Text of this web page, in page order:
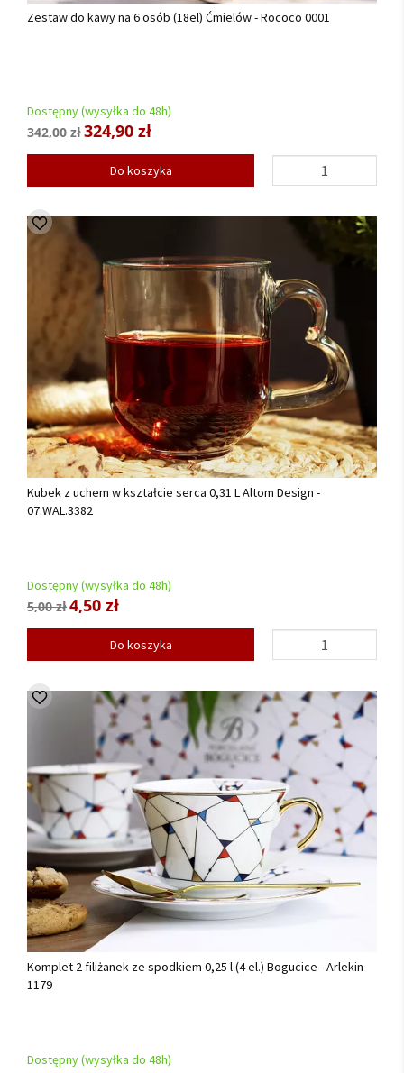
Zestaw do kawy na 6 osób (18el) Ćmielów - Rococo 0001
Dostępny (wysyłka do 48h)
342,00 zł324,90 zł
Do koszyka
Kubek z uchem w kształcie serca 0,31 L Altom Design -
07.WAL.3382
Dostępny (wysyłka do 48h)
5,00 zł4,50 zł
Do koszyka
Komplet 2 filiżanek ze spodkiem 0,25 l (4 el.) Bogucice - Arlekin
1179
Dostępny (wysyłka do 48h)